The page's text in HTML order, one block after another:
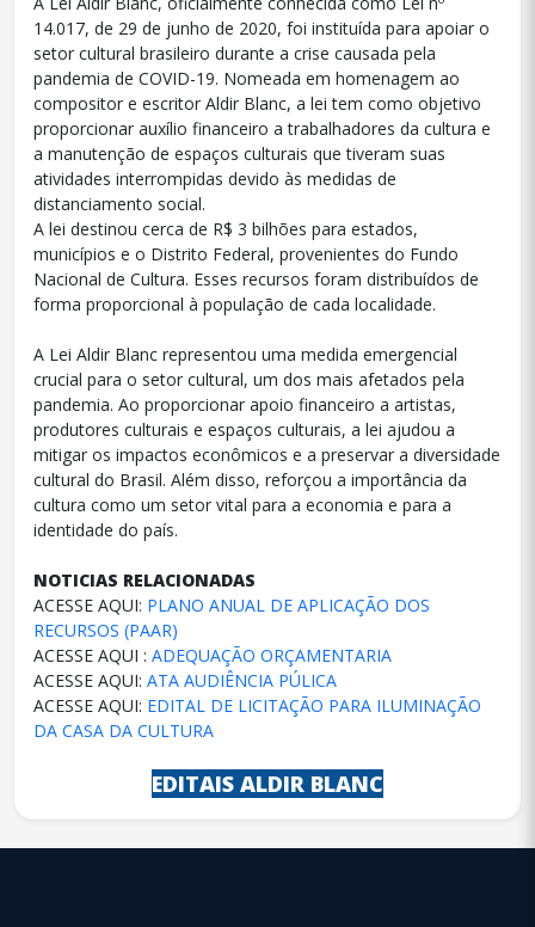
14.017, de 29 de junho de 2020, foi instituída para apoiar o
setor cultural brasileiro durante a crise causada pela
pandemia de COVID-19. Nomeada em homenagem ao
compositor e escritor Aldir Blanc, a lei tem como objetivo
proporcionar auxílio financeiro a trabalhadores da cultura e
a manutenção de espaços culturais que tiveram suas
atividades interrompidas devido às medidas de
distanciamento social.
A lei destinou cerca de R$ 3 bilhões para estados,
municípios e o Distrito Federal, provenientes do Fundo
Nacional de Cultura. Esses recursos foram distribuídos de
forma proporcional à população de cada localidade.
A Lei Aldir Blanc representou uma medida emergencial
crucial para o setor cultural, um dos mais afetados pela
pandemia. Ao proporcionar apoio financeiro a artistas,
produtores culturais e espaços culturais, a lei ajudou a
mitigar os impactos econômicos e a preservar a diversidade
cultural do Brasil. Além disso, reforçou a importância da
cultura como um setor vital para a economia e para a
identidade do país.
NOTICIAS RELACIONADAS
ACESSE AQUI: PLANO ANUAL DE APLICAÇÃO DOS
RECURSOS (PAAR)
ACESSE AQUI : ADEQUAÇÃO ORÇAMENTARIA
ACESSE AQUI: ATA AUDIÊNCIA PÚLICA
ACESSE AQUI: EDITAL DE LICITAÇÃO PARA ILUMINAÇÃO
DA CASA DA CULTURA
EDITAIS ALDIR BLANC